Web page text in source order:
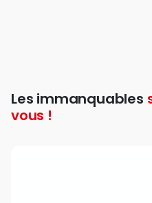
Les immanquables
vous !